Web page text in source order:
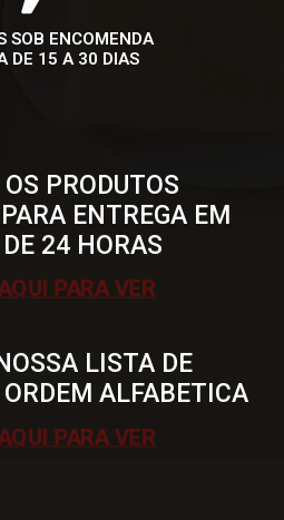
SOB ENCOMENDA
DE 15 A 30 DIAS
PRODUTOS
ENTREGA EM
24 HORAS
PARA VER
LISTA DE
ALFABETICA
PARA VER